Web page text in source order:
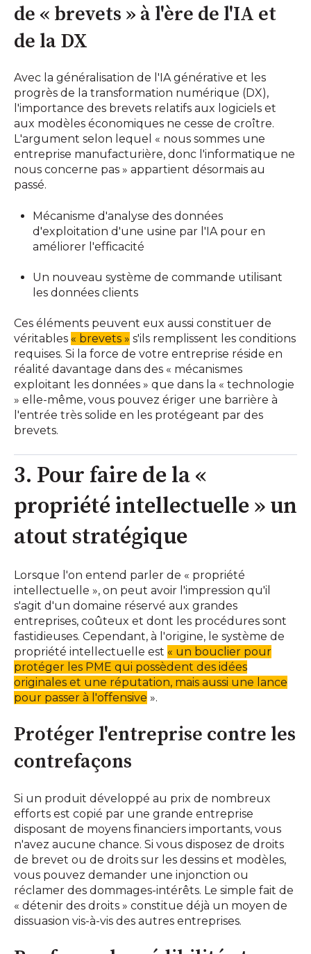
de « brevets » à l'ère de l'IA et
de la DX
Avec la généralisation de l'IA générative et les
progrès de la transformation numérique (DX),
l'importance des brevets relatifs aux logiciels et
aux modèles économiques ne cesse de croître.
L'argument selon lequel « nous sommes une
entreprise manufacturière, donc l'informatique ne
nous concerne pas » appartient désormais au
passé.
Mécanisme d'analyse des données
d'exploitation d'une usine par l'IA pour en
améliorer l'efficacité
Un nouveau système de commande utilisant
les données clients
Ces éléments peuvent eux aussi constituer de
véritables « brevets » s'ils remplissent les conditions
requises. Si la force de votre entreprise réside en
réalité davantage dans des « mécanismes
exploitant les données » que dans la « technologie
» elle-même, vous pouvez ériger une barrière à
l'entrée très solide en les protégeant par des
brevets.
3. Pour faire de la «
propriété intellectuelle » un
atout stratégique
Lorsque l'on entend parler de « propriété
intellectuelle », on peut avoir l'impression qu'il
s'agit d'un domaine réservé aux grandes
entreprises, coûteux et dont les procédures sont
fastidieuses. Cependant, à l'origine, le système de
propriété intellectuelle est « un bouclier pour
protéger les PME qui possèdent des idées
originales et une réputation, mais aussi une lance
pour passer à l'offensive ».
Protéger l'entreprise contre les
contrefaçons
Si un produit développé au prix de nombreux
efforts est copié par une grande entreprise
disposant de moyens financiers importants, vous
n'avez aucune chance. Si vous disposez de droits
de brevet ou de droits sur les dessins et modèles,
vous pouvez demander une injonction ou
réclamer des dommages-intérêts. Le simple fait de
« détenir des droits » constitue déjà un moyen de
dissuasion vis-à-vis des autres entreprises.